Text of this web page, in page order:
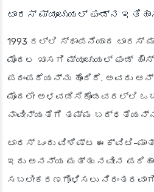
ಟಾರಸ್ ಮ್ಯೂಚುಯಲ್ ಫಂಡ್‌ನ
1993 ರಲ್ಲಿ ಸ್ಥಾಪನೆಯಾದ ಟಾರಸ್
ಮೊದಲ ಖಾಸಗಿ ಮ್ಯೂಚುಯಲ್ ಫಂಡ್
ಪರಂಪರೆಯನ್ನು ಹೊಂದಿದೆ. ಅವರು
ಮೊದಲೇ ಅಳವಡಿಸಿಕೊಂಡವರಲ್ಲಿ
ನಾವೀನ್ಯತೆಗೆ ತಮ್ಮ
ಟಾರಸ್ ಒಂದು ವಿಶಿಷ್ಟ ಈಕ್ವಿಟಿ-
ಇದು ಅನನ್ಯ ಮತ್ತು ನವೀನ
ಸಬಲೀಕರಣಗೊಳಿಸಲು